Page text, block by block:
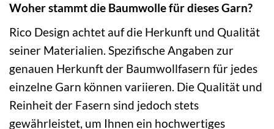
Woher stammt die Baumwolle für dieses Garn?
Rico Design achtet auf die Herkunft und Qualität
seiner Materialien. Spezifische Angaben zur
genauen Herkunft der Baumwollfasern für jedes
einzelne Garn können variieren. Die Qualität und
Reinheit der Fasern sind jedoch stets
gewährleistet, um Ihnen ein hochwertiges